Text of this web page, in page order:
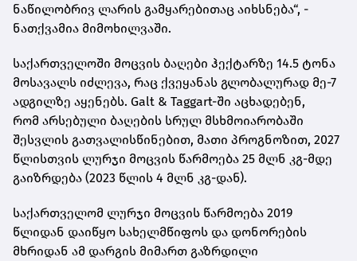
ნაწილობრივ ლარის გამყარებითაც აიხსნება“, -
ნათქვამია მიმოხილვაში.
საქართველოში მოცვის ბაღები ჰექტარზე 14.5 ტონა
მოსავალს იძლევა, რაც ქვეყანას გლობალურად მე-7
ადგილზე აყენებს. Galt & Taggart-ში აცხადებენ,
რომ არსებული ბაღების სრულ მსხმოიარობაში
შესვლის გათვალისწინებით, მათი პროგნოზით, 2027
წლისთვის ლურჯი მოცვის წარმოება 25 მლნ კგ-მდე
გაიზრდება (2023 წლის 4 მლნ კგ-დან).
საქართველომ ლურჯი მოცვის წარმოება 2019
წლიდან დაიწყო სახელმწიფოს და დონორების
მხრიდან ამ დარგის მიმართ გაზრდილი